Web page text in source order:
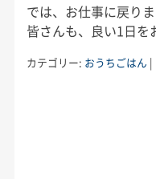
では、お仕事に戻りま
皆さんも、良い1日を
カテゴリー: おうちごはん |